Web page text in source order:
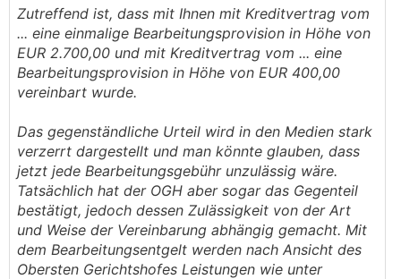
Zutreffend ist, dass mit Ihnen mit Kreditvertrag vom
... eine einmalige Bearbeitungsprovision in Höhe von
EUR 2.700,00 und mit Kreditvertrag vom ... eine
Bearbeitungsprovision in Höhe von EUR 400,00
vereinbart wurde.
Das gegenständliche Urteil wird in den Medien stark
verzerrt dargestellt und man könnte glauben, dass
jetzt jede Bearbeitungsgebühr unzulässig wäre.
Tatsächlich hat der OGH aber sogar das Gegenteil
bestätigt, jedoch dessen Zulässigkeit von der Art
und Weise der Vereinbarung abhängig gemacht. Mit
dem Bearbeitungsentgelt werden nach Ansicht des
Obersten Gerichtshofes Leistungen wie unter